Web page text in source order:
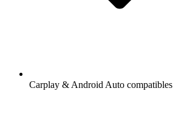
Carplay & Android Auto compatibles